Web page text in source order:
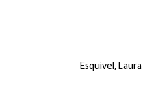
Esquivel, Laura